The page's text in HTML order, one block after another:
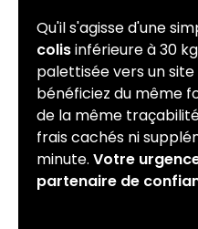
Qu'il s'agisse d'une
colisinférieure à 30
palettisée vers un site
bénéficiez du même
de la même
frais cachés ni
minute. Votre
partenaire de